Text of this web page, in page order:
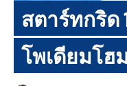
สตาร์ทกริด
โพเดียมโฮ